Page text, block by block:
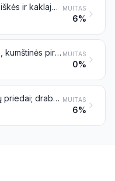
Kaklaraiščiai, peteliškės ir kaklajuostės MUITAS
6%
Pirštuotos pirštinės, kumštinės pirštinės ir puspirštinės MUITAS
0%
Kiti gatavi drabužių priedai; drabužių arba drabužių priedų dalys, išskyrus priskiriamus 6212 pozicijai MUITAS
6%